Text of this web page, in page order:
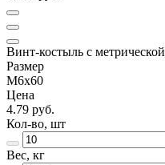
Винт-костыль с
Размер
М6х60
Цена
4.79 руб.
Кол-во, шт
Вес, кг